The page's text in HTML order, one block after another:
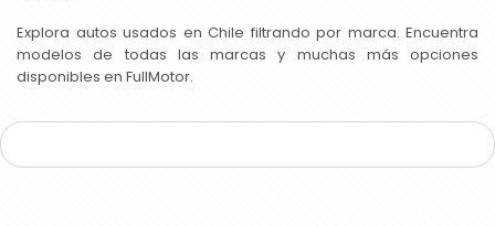
Explora autos usados en Chile filtrando por marca. Encuentra
modelos de todas las marcas y muchas más opciones
disponibles en FullMotor.